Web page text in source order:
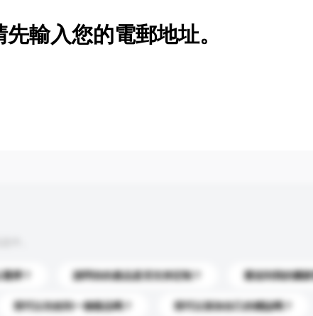
擇？ 請問你的產品是否支持定制？ 運送到我的國
我可以先收到一個樣品嗎？ 我可以添加自己的標誌嗎？
先輸入您的電郵地址。